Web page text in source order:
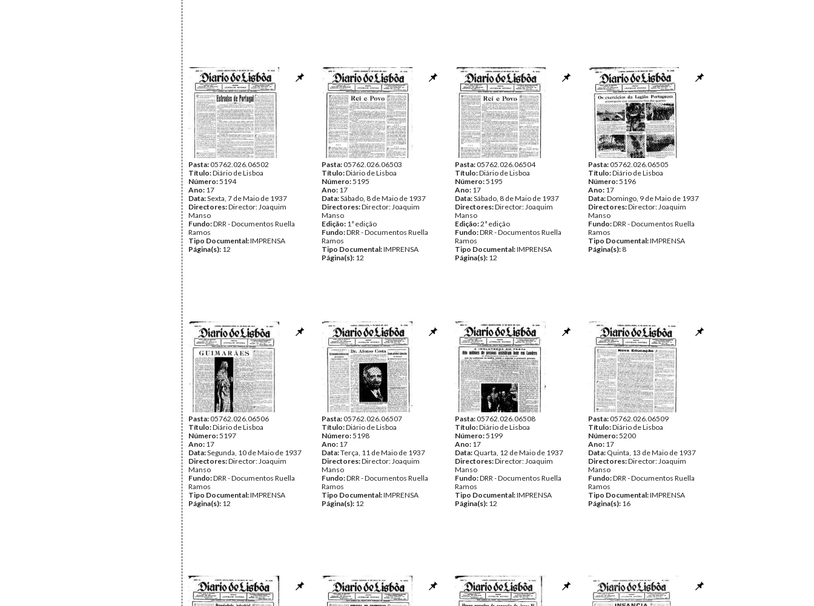
Pasta:05762.026.06502
Título:Diário de Lisboa
Número:5194
Ano: 17
Data:Sexta, 7 de Maio de 1937
Directores:Director: Joaquim
Manso
Fundo:DRR - Documentos Ruella
Ramos
Tipo Documental:IMPRENSA
Página(s): 12
Pasta:05762.026.06503
Título:Diário de Lisboa
Número:5195
Ano: 17
Data:Sábado, 8 de Maio de 1937
Directores:Director: Joaquim
Manso
Edição: 1ª edição
Fundo:DRR - Documentos Ruella
Ramos
Tipo Documental:IMPRENSA
Página(s): 12
Pasta:05762.026.06504
Título:Diário de Lisboa
Número:5195
Ano: 17
Data:Sábado, 8 de Maio de 1937
Directores:Director: Joaquim
Manso
Edição:2ª edição
Fundo:DRR - Documentos Ruella
Ramos
Tipo Documental:IMPRENSA
Página(s): 12
Pasta:05762.026.06505
Título:Diário de Lisboa
Número:5196
Ano: 17
Data:Domingo, 9 de Maio de 1937
Directores:Director: Joaquim
Manso
Fundo:DRR - Documentos Ruella
Ramos
Tipo Documental:IMPRENSA
Página(s): 8
Pasta:05762.026.06506
Título:Diário de Lisboa
Número:5197
Ano: 17
Data:Segunda, 10 de Maio de 1937
Directores:Director: Joaquim
Manso
Fundo:DRR - Documentos Ruella
Ramos
Tipo Documental:IMPRENSA
Página(s): 12
Pasta:05762.026.06507
Título:Diário de Lisboa
Número:5198
Ano: 17
Data:Terça, 11 de Maio de 1937
Directores:Director: Joaquim
Manso
Fundo:DRR - Documentos Ruella
Ramos
Tipo Documental:IMPRENSA
Página(s): 12
Pasta:05762.026.06508
Título:Diário de Lisboa
Número:5199
Ano: 17
Data: Quarta, 12 de Maio de 1937
Directores:Director: Joaquim
Manso
Fundo:DRR - Documentos Ruella
Ramos
Tipo Documental:IMPRENSA
Página(s): 12
Pasta:05762.026.06509
Título:Diário de Lisboa
Número:5200
Ano: 17
Data: Quinta, 13 de Maio de 1937
Directores:Director: Joaquim
Manso
Fundo:DRR - Documentos Ruella
Ramos
Tipo Documental:IMPRENSA
Página(s): 16